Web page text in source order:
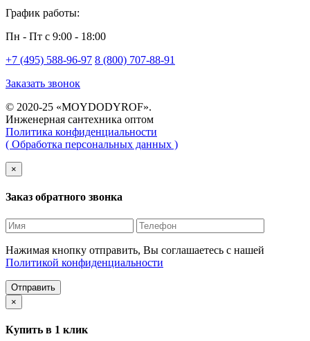
График работы:
Пн - Пт с 9:00 - 18:00
+7 (495) 588-96-97 8 (800) 707-88-91
Заказать звонок
© 2020-25 «MOYDODYROF».
Инженерная сантехника оптом
Политика конфиденциальности
( Обработка персональных данных )
×
Заказ обратного звонка
Нажимая кнопку отправить, Вы соглашаетесь с нашей
Политикой конфиденциальности
Отправить
×
Купить в 1 клик